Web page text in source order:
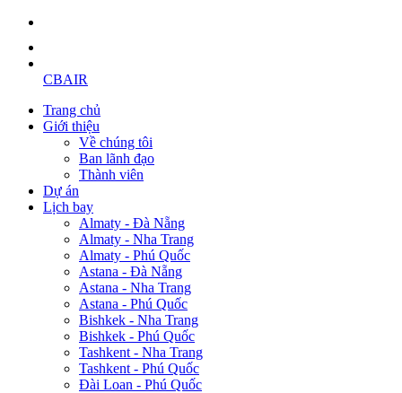
CBAIR
Trang chủ
Giới thiệu
Về chúng tôi
Ban lãnh đạo
Thành viên
Dự án
Lịch bay
Almaty - Đà Nẵng
Almaty - Nha Trang
Almaty - Phú Quốc
Astana - Đà Nẵng
Astana - Nha Trang
Astana - Phú Quốc
Bishkek - Nha Trang
Bishkek - Phú Quốc
Tashkent - Nha Trang
Tashkent - Phú Quốc
Đài Loan - Phú Quốc